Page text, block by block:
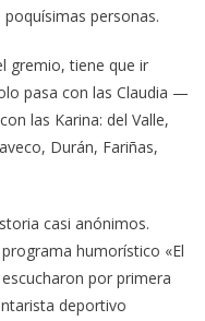
personas.
gremio, tiene que ir
pasa con las Claudia —
las Karina: del Valle,
Durán, Fariñas,
casi anónimos.
humorístico «El
por primera
deportivo